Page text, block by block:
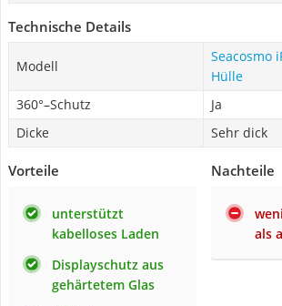
Technische Details
Modell
Seacosmo
Hülle
360°–Schutz
Ja
Dicke
Sehr dick
Vorteile
unterstützt
kabelloses Laden
Displayschutz aus
gehärtetem Glas
Nachteile
als